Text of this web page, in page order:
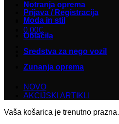
Prijava / Registracija
0,00€
Notranja oprema
Moda in stil
Oblačila
Sredstva za nego vozil
Zunanja oprema
NOVO
AKCIJSKI ARTIKLI
Vaša košarica je trenutno prazna.